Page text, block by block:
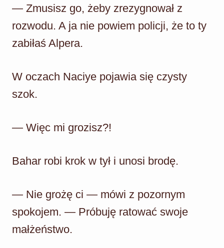
— Zmusisz go, żeby zrezygnował z
rozwodu. A ja nie powiem policji, że to ty
zabiłaś Alpera.
W oczach Naciye pojawia się czysty
szok.
— Więc mi grozisz?!
Bahar robi krok w tył i unosi brodę.
— Nie grożę ci — mówi z pozornym
spokojem. — Próbuję ratować swoje
małżeństwo.